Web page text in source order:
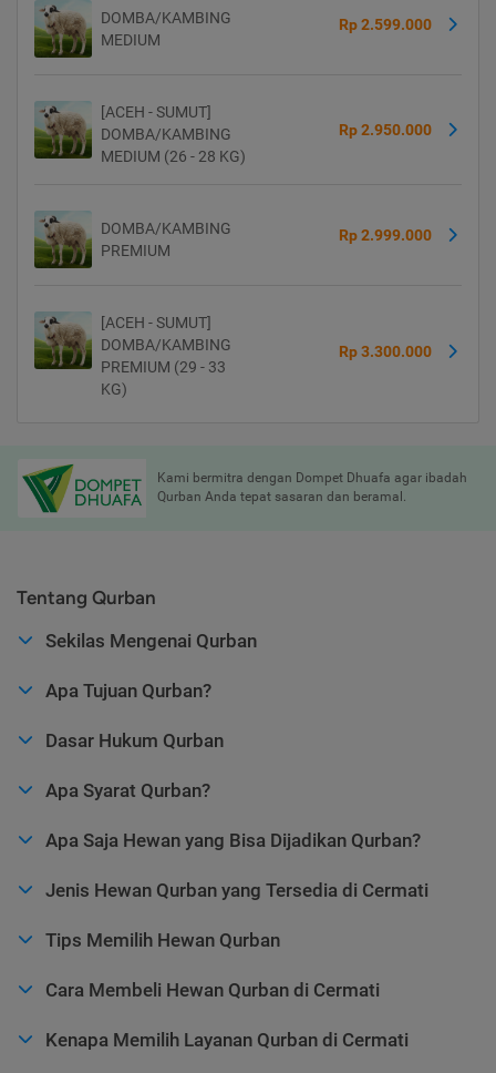
DOMBA/KAMBING
MEDIUM
Rp 2.599.000
[ACEH - SUMUT]
DOMBA/KAMBING
MEDIUM (26 - 28 KG)
Rp 2.950.000
DOMBA/KAMBING
PREMIUM
Rp 2.999.000
[ACEH - SUMUT]
DOMBA/KAMBING
PREMIUM (29 - 33
KG)
Rp 3.300.000
Kami bermitra dengan Dompet Dhuafa agar ibadah
Qurban Anda tepat sasaran dan beramal.
Tentang Qurban
Sekilas Mengenai Qurban
Apa Tujuan Qurban?
Dasar Hukum Qurban
Apa Syarat Qurban?
Apa Saja Hewan yang Bisa Dijadikan Qurban?
Jenis Hewan Qurban yang Tersedia di Cermati
Tips Memilih Hewan Qurban
Cara Membeli Hewan Qurban di Cermati
Kenapa Memilih Layanan Qurban di Cermati